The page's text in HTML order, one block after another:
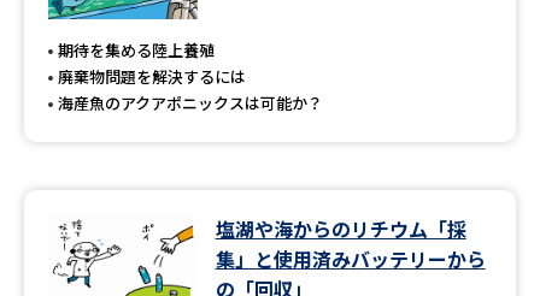
新学年スタート号特集ページ
（高3生用）
SELFBRAND特集ページ
オープンキャンパス検索 実施プログラムから探す
期待を集める陸上養殖
廃棄物問題を解決するには
海産魚のアクアポニックスは可能か？
塩湖や海からのリチウム「採
集」と使用済みバッテリーから
の「回収」